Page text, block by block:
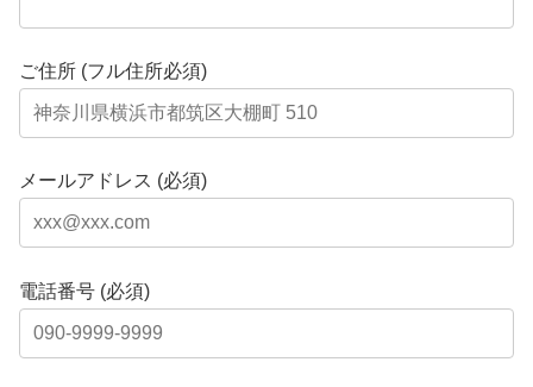
ご住所 (フル住所必須)
メールアドレス (必須)
電話番号 (必須)